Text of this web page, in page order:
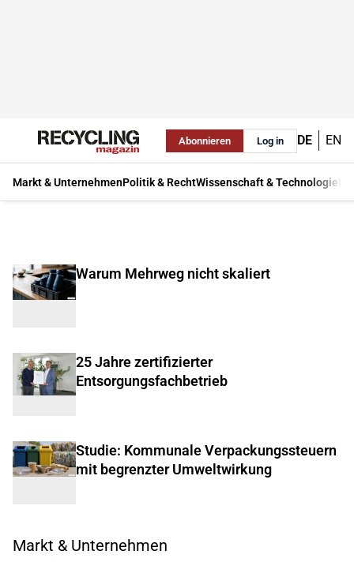
Abonnieren Log in DE EN
Markt & UnternehmenPolitik & RechtWissenschaft & Technologie
Warum Mehrweg nicht skaliert
25 Jahre zertifizierter
Entsorgungsfachbetrieb
Studie: Kommunale Verpackungssteuern
mit begrenzter Umweltwirkung
Markt & Unternehmen